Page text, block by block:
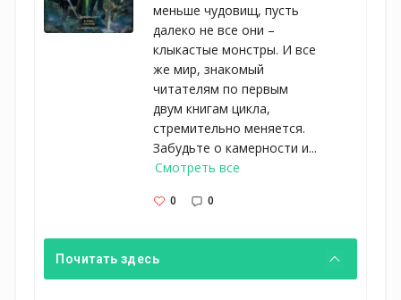
меньше чудовищ, пусть
далеко не все они –
клыкастые монстры. И все
же мир, знакомый
читателям по первым
двум книгам цикла,
стремительно меняется.
Забудьте о камерности и...
Смотреть все
0 0
Почитать здесь